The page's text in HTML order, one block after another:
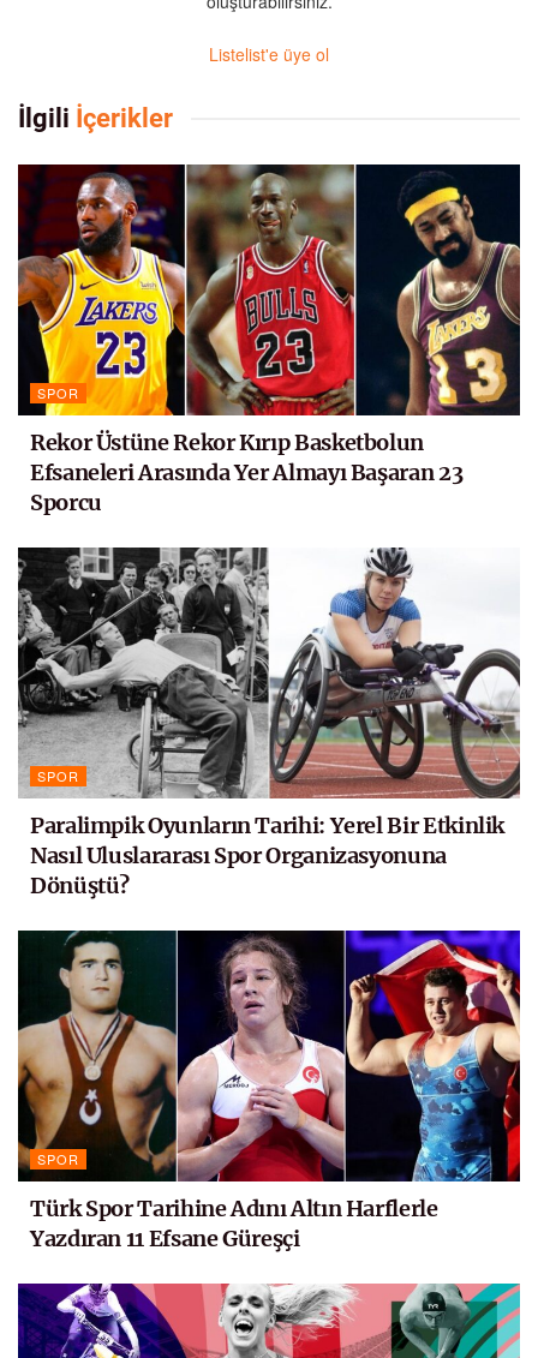
Listelist'e üye ol
İlgili İçerikler
SPOR
Rekor Üstüne Rekor Kırıp Basketbolun
Efsaneleri Arasında Yer Almayı Başaran 23
Sporcu
SPOR
Paralimpik Oyunların Tarihi: Yerel Bir Etkinlik
Nasıl Uluslararası Spor Organizasyonuna
Dönüştü?
SPOR
Türk Spor Tarihine Adını Altın Harflerle
Yazdıran 11 Efsane Güreşçi